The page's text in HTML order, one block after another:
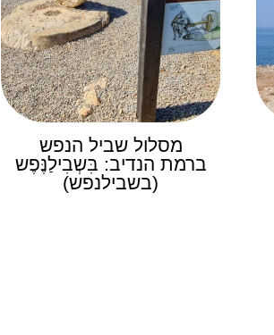
מסלול שביל הנפש
ברמת הנדיב: בִּשְבִילַנֶּפֶש
(בשבילנפש)